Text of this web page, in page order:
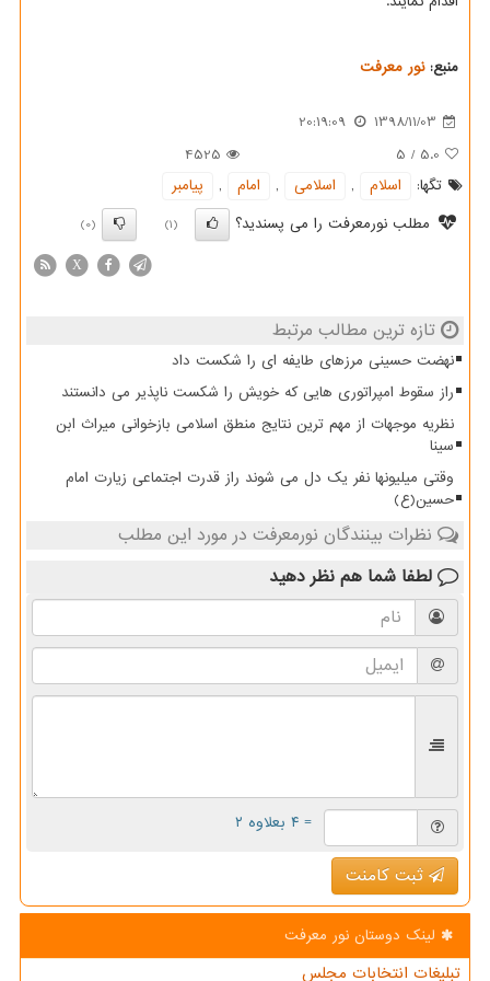
منبع:نور معرفت
1398/11/03
20:19:09
5.0
/
5
4525
تگها:
اسلام , اسلامی , امام ,
پیامبر
مطلب نورمعرفت را می پسندید؟
(1)
(0)
X
تازه ترین مطالب مرتبط
نهضت حسینی مرزهای طایفه ای را شکست داد
راز سقوط امپراتوری هایی که خویش را شکست ناپذیر می دانستند
نظریه موجهات از مهم ترین نتایج منطق اسلامی بازخوانی میراث ابن
سینا
وقتی میلیونها نفر یک دل می شوند راز قدرت اجتماعی زیارت امام
حسین(ع)
نظرات بینندگان نورمعرفت در مورد این مطلب
لطفا شما هم نظر دهید
= ۴ بعلاوه ۲
ثبت کامنت
لینک دوستان نور معرفت
تبلیغات انتخابات مجلس